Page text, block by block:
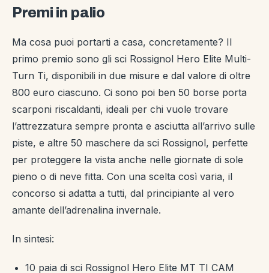
Premi in palio
Ma cosa puoi portarti a casa, concretamente? Il
primo premio sono gli sci Rossignol Hero Elite Multi-
Turn Ti, disponibili in due misure e dal valore di oltre
800 euro ciascuno. Ci sono poi ben 50 borse porta
scarponi riscaldanti, ideali per chi vuole trovare
l’attrezzatura sempre pronta e asciutta all’arrivo sulle
piste, e altre 50 maschere da sci Rossignol, perfette
per proteggere la vista anche nelle giornate di sole
pieno o di neve fitta. Con una scelta così varia, il
concorso si adatta a tutti, dal principiante al vero
amante dell’adrenalina invernale.
​In sintesi:
10 paia di sci Rossignol Hero Elite MT TI CAM